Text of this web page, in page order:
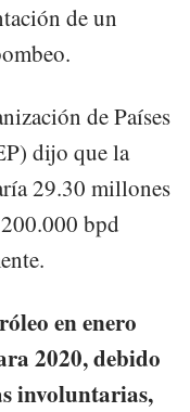
de un
de Países
dijo que la
29.30 millones
bpd
en enero
2020, debido
involuntarias,